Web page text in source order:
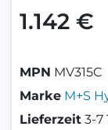
1.142 €
MPN MV315C
Marke M+S
Lieferzeit 3-7